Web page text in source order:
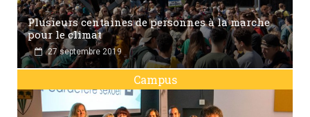
Plusieurs centaines de personnes à la marche
pour le climat
27 septembre 2019
Campus